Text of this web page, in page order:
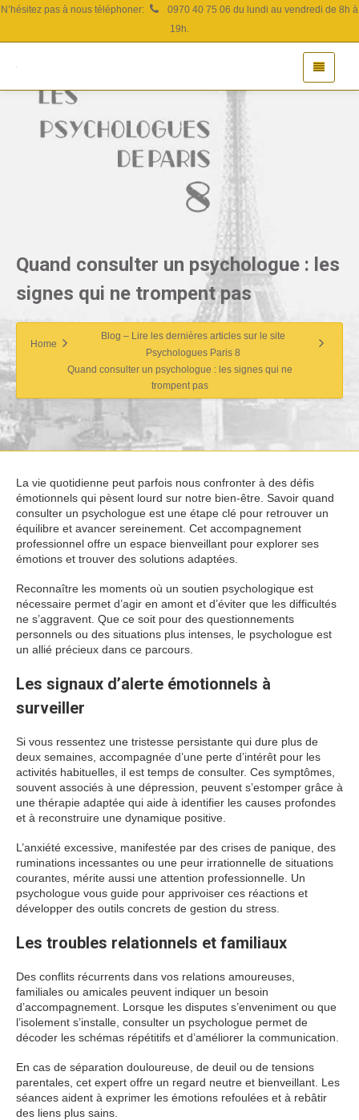
N’hésitez pas à nous téléphoner:
0970 40 75 06 du lundi au vendredi de 8h à
19h.
Quand consulter un psychologue : les
signes qui ne trompent pas
Home
Blog – Lire les dernières articles sur le site
Psychologues Paris 8
Quand consulter un psychologue : les signes qui ne
trompent pas
La vie quotidienne peut parfois nous confronter à des défis
émotionnels qui pèsent lourd sur notre bien-être. Savoir quand
consulter un psychologue est une étape clé pour retrouver un
équilibre et avancer sereinement. Cet accompagnement
professionnel offre un espace bienveillant pour explorer ses
émotions et trouver des solutions adaptées.
Reconnaître les moments où un soutien psychologique est
nécessaire permet d’agir en amont et d’éviter que les difficultés
ne s’aggravent. Que ce soit pour des questionnements
personnels ou des situations plus intenses, le psychologue est
un allié précieux dans ce parcours.
Les signaux d’alerte émotionnels à
surveiller
Si vous ressentez une tristesse persistante qui dure plus de
deux semaines, accompagnée d’une perte d’intérêt pour les
activités habituelles, il est temps de consulter. Ces symptômes,
souvent associés à une dépression, peuvent s’estomper grâce à
une thérapie adaptée qui aide à identifier les causes profondes
et à reconstruire une dynamique positive.
L’anxiété excessive, manifestée par des crises de panique, des
ruminations incessantes ou une peur irrationnelle de situations
courantes, mérite aussi une attention professionnelle. Un
psychologue vous guide pour apprivoiser ces réactions et
développer des outils concrets de gestion du stress.
Les troubles relationnels et familiaux
Des conflits récurrents dans vos relations amoureuses,
familiales ou amicales peuvent indiquer un besoin
d’accompagnement. Lorsque les disputes s’enveniment ou que
l’isolement s’installe, consulter un psychologue permet de
décoder les schémas répétitifs et d’améliorer la communication.
En cas de séparation douloureuse, de deuil ou de tensions
parentales, cet expert offre un regard neutre et bienveillant. Les
séances aident à exprimer les émotions refoulées et à rebâtir
des liens plus sains.